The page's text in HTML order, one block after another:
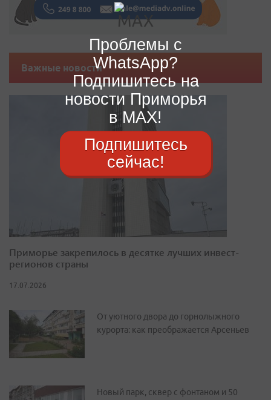
Важные новости
Приморье закрепилось в десятке лучших инвест-
регионов страны
17.07.2026
От уютного двора до горнолыжного
курорта: как преображается Арсеньев
Новый парк, сквер с фонтаном и 50
Проблемы с
WhatsApp?
Подпишитесь на
новости Приморья
в MAX!
Подпишитесь
сейчас!